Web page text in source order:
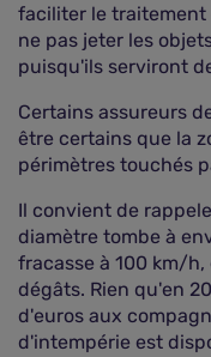
faciliter le traitement
ne pas jeter les
puisqu'ils serviront
Certains assureurs
être certains que la
périmètres touchés
Il convient de
diamètre tombe à
fracasse à 100 km/
dégâts. Rien qu'en
d'euros aux
d'intempérie est